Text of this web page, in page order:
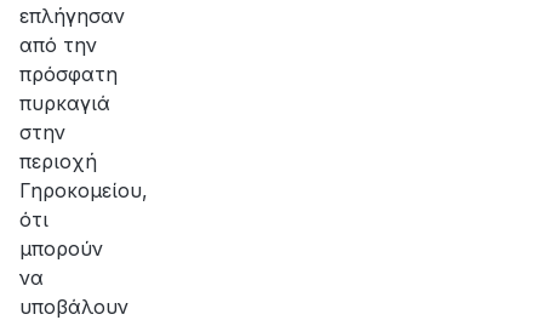
επλήγησαν
από την
πρόσφατη
πυρκαγιά
στην
περιοχή
Γηροκομείου,
ότι
μπορούν
να
υποβάλουν